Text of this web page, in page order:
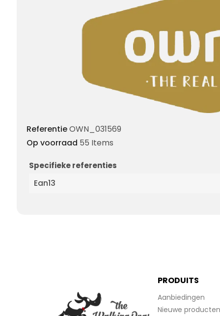
ReferentieOWN_031569
Op voorraad 55 Items
Specifieke referenties
Ean13
PRODUITS
Aanbiedingen
Nieuwe producten